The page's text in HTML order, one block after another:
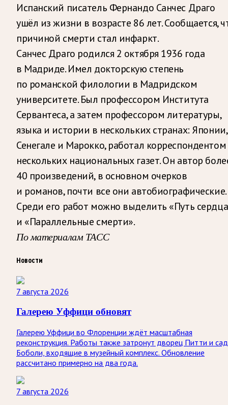
Испанский писатель Фернандо Санчес Драго
ушёл из жизни в возрасте 86 лет. Сообщается,
причиной смерти стал инфаркт.
Санчес Драго родился 2 октября 1936 года
в Мадриде. Имел докторскую степень
по романской филологии в Мадридском
университете. Был профессором Института
Сервантеса, а затем профессором литературы,
языка и истории в нескольких странах: Японии,
Сенегале и Марокко, работал корреспондентом
нескольких национальных газет. Он автор
40 произведений, в основном очерков
и романов, почти все они автобиографические.
Среди его работ можно выделить «Путь
и «Параллельные смерти».
По материалам ТАСС
Новости
7 августа 2026
Галерею Уффици обновят
Галерею Уффици во Флоренции ждёт масштабная
реконструкция. Работы также затронут дворец Питти и
Боболи, входящие в музейный комплекс. Обновление
рассчитано примерно на два года.
7 августа 2026